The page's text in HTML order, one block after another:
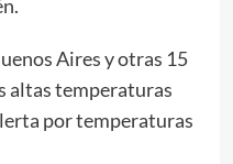
Aires y otras 15
altas temperaturas
por temperaturas